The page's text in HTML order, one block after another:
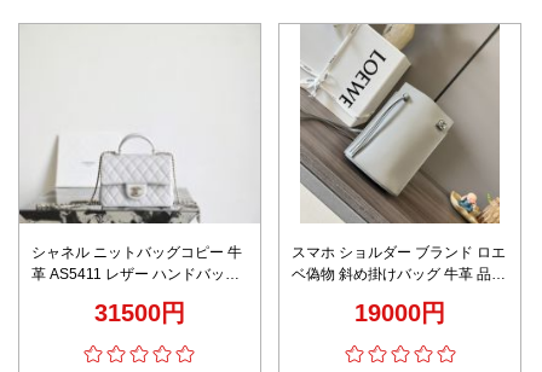
シャネル ニットバッグコピー 牛
革 AS5411 レザー ハンドバッグ
31500円
スマホ ショルダー ブランド ロエ
ベ偽物 斜め掛けバッグ 牛革 品質
19000円